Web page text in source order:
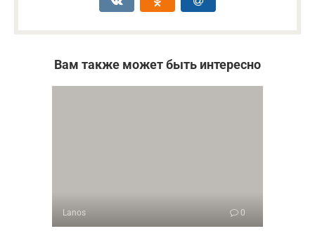
Вам также может быть интересно
Lanos 0